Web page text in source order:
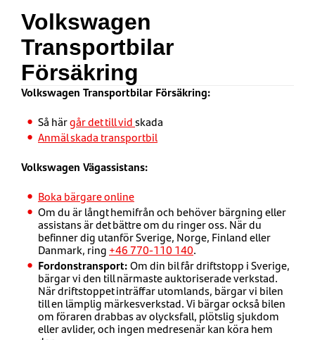
Volkswagen
Transportbilar
Försäkring
Volkswagen Transportbilar Försäkring:
Så härgår det till vidskada
Anmäl skada transportbil
Volkswagen Vägassistans:
Boka bärgare online
Om du är långt hemifrån och behöver bärgning eller
assistans är det bättre om du ringer oss. När du
befinner dig utanför Sverige, Norge, Finland eller
Danmark, ring +46 770-110 140.
Fordonstransport:Om din bil får driftstopp i Sverige,
bärgar vi den till närmaste auktoriserade verkstad.
När driftstoppet inträffar utomlands, bärgar vi bilen
till en lämplig märkesverkstad. Vi bärgar också bilen
om föraren drabbas av olycksfall, plötslig sjukdom
eller avlider, och ingen medresenär kan köra hem